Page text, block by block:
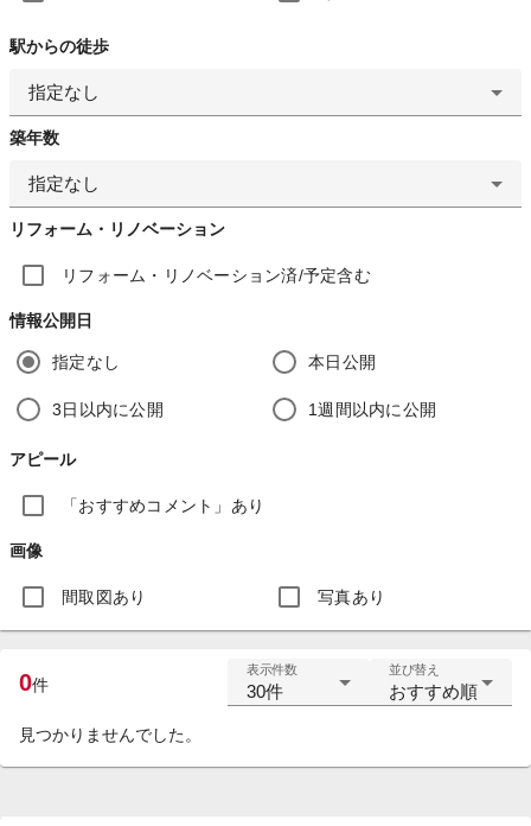
駅からの徒歩
指定なし
築年数
指定なし
リフォーム・リノベーション
リフォーム・リノベーション済/予定含む
情報公開日
指定なし 本日公開
3日以内に公開 1週間以内に公開
アピール
「おすすめコメント」あり
画像
間取図あり 写真あり
0件
表示件数
30件
並び替え
おすすめ順
見つかりませんでした。